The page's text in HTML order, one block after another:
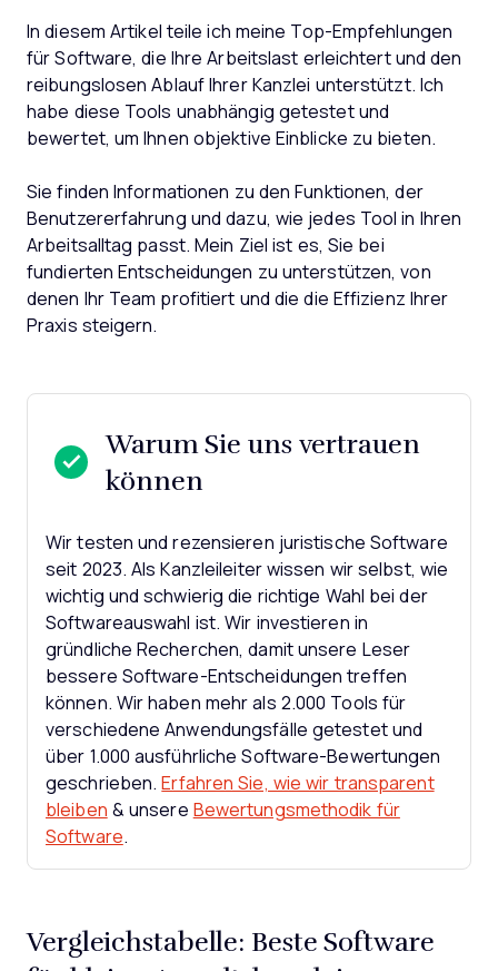
In diesem Artikel teile ich meine Top-Empfehlungen
für Software, die Ihre Arbeitslast erleichtert und den
reibungslosen Ablauf Ihrer Kanzlei unterstützt. Ich
habe diese Tools unabhängig getestet und
bewertet, um Ihnen objektive Einblicke zu bieten.
Sie finden Informationen zu den Funktionen, der
Benutzererfahrung und dazu, wie jedes Tool in Ihren
Arbeitsalltag passt. Mein Ziel ist es, Sie bei
fundierten Entscheidungen zu unterstützen, von
denen Ihr Team profitiert und die die Effizienz Ihrer
Praxis steigern.
Warum Sie uns vertrauen
können
Wir testen und rezensieren juristische Software
seit 2023. Als Kanzleileiter wissen wir selbst, wie
wichtig und schwierig die richtige Wahl bei der
Softwareauswahl ist. Wir investieren in
gründliche Recherchen, damit unsere Leser
bessere Software-Entscheidungen treffen
können. Wir haben mehr als 2.000 Tools für
verschiedene Anwendungsfälle getestet und
über 1.000 ausführliche Software-Bewertungen
geschrieben. Erfahren Sie, wie wir transparent
bleiben & unsere Bewertungsmethodik für
Software.
Vergleichstabelle: Beste Software